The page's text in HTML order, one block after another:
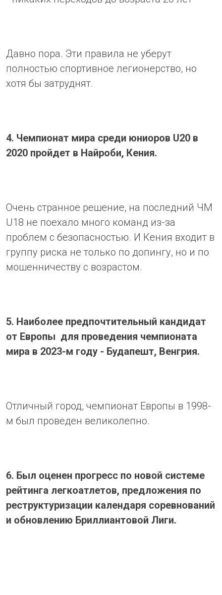
Давно пора. Эти правила не уберут
полностью спортивное легионерство, но
хотя бы затруднят.
4. Чемпионат мира среди юниоров U20 в
2020 пройдет в Найроби, Кения.
Очень странное решение, на последний ЧМ
U18 не поехало много команд из-за
проблем с безопасностью. И Кения входит в
группу риска не только по допингу, но и по
мошенничеству с возрастом.
5. Наиболее предпочтительный кандидат
от Европы для проведения чемпионата
мира в 2023-м году - Будапешт, Венгрия.
Отличный город, чемпионат Европы в 1998-
м был проведен великолепно.
6. Был оценен прогресс по новой системе
рейтинга легкоатлетов, предложения по
реструктуризации календаря соревнований
и обновлению Бриллиантовой Лиги.